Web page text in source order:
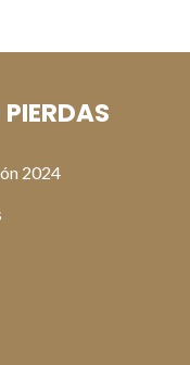
2024